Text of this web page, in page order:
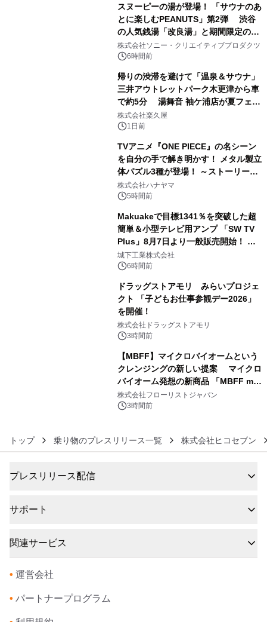
スヌーピーの湯が登場！ 「サウナのあ
とに楽しむPEANUTS」第2弾 渋谷
の人気銭湯「改良湯」と期間限定のコ
ラボレーション サウナイキタイコラ
ボグッズも発売決定！
株式会社ソニー・クリエイティブプロダクツ
6時間前
帰りの渋滞を避けて「温泉＆サウナ」
三井アウトレットパーク木更津から車
で約5分 湯舞音 袖ケ浦店が夏フェア
メニューを提供
株式会社楽久屋
1日前
TVアニメ『ONE PIECE』の名シーン
を自分の手で解き明かす！ メタル製立
体パズル3種が登場！ ～ストーリーと
ギミックが融合した 大人の体験型パズ
ルが8月7日(金)12時より先行予約受付
株式会社ハナヤマ
5時間前
Makuakeで目標1341％を突破した超
簡単＆小型テレビ用アンプ 「SW TV
Plus」8月7日より一般販売開始！ ケ
ーブル1本つなぐだけ、テレビの音が
ぐっと豊かに
城下工業株式会社
6時間前
ドラッグストアモリ みらいプロジェ
クト 「子どもお仕事参観デー2026」
を開催！
株式会社ドラッグストアモリ
3時間前
【MBFF】マイクロバイオームという
クレンジングの新しい提案 マイクロ
バイオーム発想の新商品 「MBFF mb
クレンジングPRO」を2026年8月6日
発売
株式会社フローリストジャパン
3時間前
トップ 乗り物のプレスリリース一覧 株式会社ヒコセブン
プレスリリース配信
サポート
関連サービス
• 運営会社
• パートナープログラム